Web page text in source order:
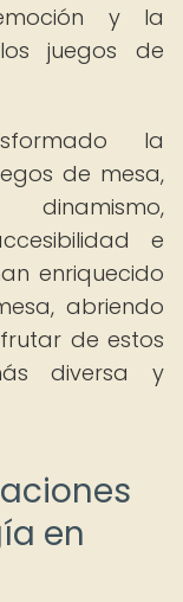
y la
juegos de
la
de mesa,
dinamismo,
e
enriquecido
abriendo
de estos
diversa y
en